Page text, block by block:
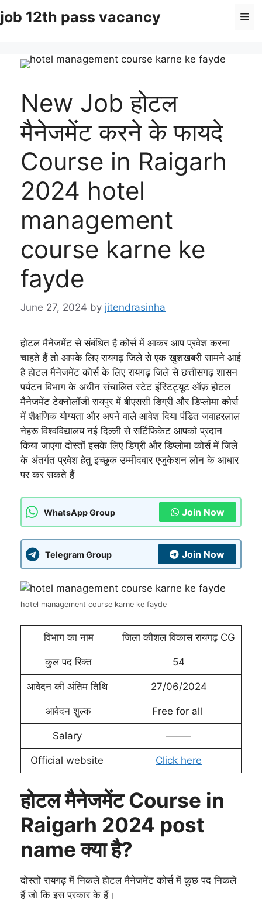
to
job 12th pass vacancy
New Job होटल
मैनेजमेंट करने के फायदे
Course in Raigarh
2024 hotel
management
course karne ke
fayde
June 27, 2024 by jitendrasinha
होटल मैनेजमेंट से संबंधित है कोर्स में आकर आप प्रवेश करना
चाहते हैं तो आपके लिए रायगढ़ जिले से एक खुशखबरी सामने आई
है होटल मैनेजमेंट कोर्स के लिए रायगढ़ जिले से छत्तीसगढ़ शासन
पर्यटन विभाग के अधीन संचालित स्टेट इंस्टिट्यूट ऑफ़ होटल
मैनेजमेंट टेक्नोलॉजी रायपुर में बीएससी डिग्री और डिप्लोमा कोर्स
में शैक्षणिक योग्यता और अपने वाले आवेश दिया पंडित जवाहरलाल
नेहरू विश्वविद्यालय नई दिल्ली से सर्टिफिकेट आपको प्रदान
किया जाएगा दोस्तों इसके लिए डिग्री और डिप्लोमा कोर्स में जिले
के अंतर्गत प्रवेश हेतु इच्छुक उम्मीदवार एजुकेशन लोन के आधार
पर कर सकते हैं
WhatsApp Group Join Now
Telegram Group Join Now
hotel management course karne ke fayde
विभाग का नाम जिला कौशल विकास रायगढ़ CG
कुल पद रिक्त 54
आवेदन की अंतिम तिथि 27/06/2024
आवेदन शुल्क Free for all
Salary ——–
Official website Click here
होटल मैनेजमेंट Course in
Raigarh 2024 post
name क्या है?
दोस्तों रायगढ़ में निकले होटल मैनेजमेंट कोर्स में कुछ पद निकले
हैं जो कि इस प्रकार के हैं।